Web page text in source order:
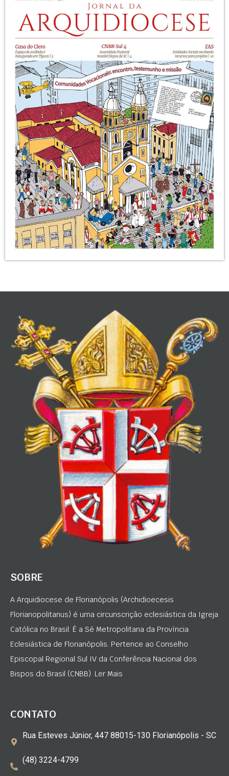
SOBRE
A Arquidiocese de Florianópolis (Archidioecesis
Florianopolitanus) é uma circunscrição eclesiástica da Igreja
Católica no Brasil. É a Sé Metropolitana da Província
Eclesiástica de Florianópolis. Pertence ao Conselho
Episcopal Regional Sul IV da Conferência Nacional dos
Bispos do Brasil (CNBB). Ler Mais
CONTATO
Rua Esteves Júnior, 447 88015-130 Florianópolis - SC
(48) 3224-4799